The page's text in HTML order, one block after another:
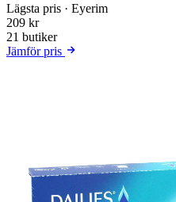
Lägsta pris · Eyerim
209 kr
21 butiker
Jämför pris